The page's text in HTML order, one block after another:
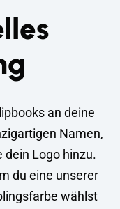
an deine
Namen,
dein Logo hinzu.
du eine unserer
wählst